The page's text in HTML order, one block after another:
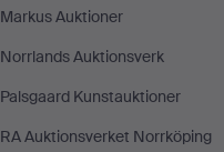
Markus Auktioner
Norrlands Auktionsverk
Palsgaard Kunstauktioner
RA Auktionsverket Norrköping